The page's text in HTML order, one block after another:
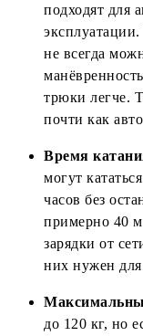
подходят для
не всегда
трюки легче.
почти как
Время
могут
часов без
примерно 40
зарядки от
них нужен для
до 120 кг, но